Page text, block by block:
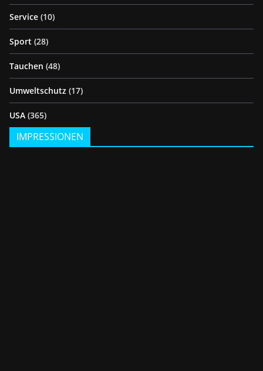
Service (10)
Sport (28)
Tauchen (48)
Umweltschutz (17)
USA (365)
IMPRESSIONEN